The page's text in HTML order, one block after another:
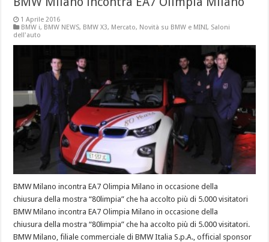
1 Aprile 2016
BMW i, BMW NEWS, BMW X3, Mercato, Novità su BMW e MINI, Saloni
dell'auto
BMW Milano incontra EA7 Olimpia Milano in occasione della
chiusura della mostra “80limpia” che ha accolto più di 5.000 visitatori
BMW Milano incontra EA7 Olimpia Milano in occasione della
chiusura della mostra “80limpia” che ha accolto più di 5.000 visitatori.
BMW Milano, filiale commerciale di BMW Italia S.p.A., official sponsor